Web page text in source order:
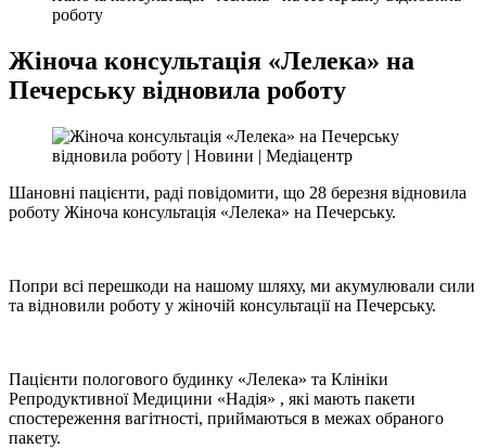
роботу
Жіноча консультація «Лелека» на
Печерську відновила роботу
Шановні пацієнти, раді повідомити, що 28 березня відновила
роботу Жіноча консультація «Лелека» на Печерську.
Попри всі перешкоди на нашому шляху, ми акумулювали сили
та відновили роботу у жіночій консультації на Печерську.
Пацієнти пологового будинку «Лелека» та Клініки
Репродуктивної Медицини «Надія» , які мають пакети
спостереження вагітності, приймаються в межах обраного
пакету.